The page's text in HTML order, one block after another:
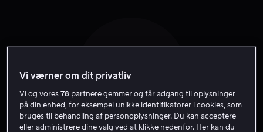
P F
Vi værner om dit privatliv
Vi og vores78 partnere gemmer og får adgang til oplysninger
på din enhed, for eksempel unikke identifikatorer i cookies, som
bruges til behandling af personoplysninger. Du kan acceptere
eller administrere dine valg ved at klikke nedenfor. Her kan du